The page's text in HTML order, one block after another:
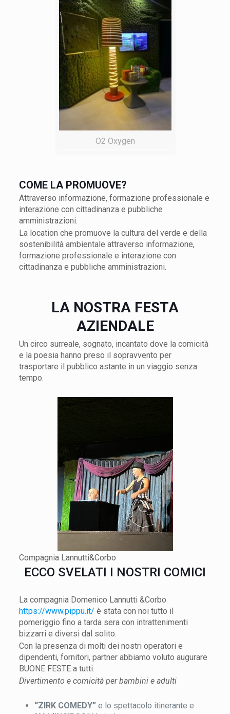
O2 Oxygen
COME LA PROMUOVE?
Attraverso informazione, formazione professionale e
interazione con cittadinanza e pubbliche
amministrazioni.
La location che promuove la cultura del verde e della
sostenibilità ambientale attraverso informazione,
formazione professionale e interazione con
cittadinanza e pubbliche amministrazioni.
LA NOSTRA FESTA
AZIENDALE
Un circo surreale, sognato, incantato dove la comicità
e la poesia hanno preso il sopravvento per
trasportare il pubblico astante in un viaggio senza
tempo.
Compagnia Lannutti&Corbo
ECCO SVELATI I NOSTRI COMICI
La compagnia Domenico Lannutti &Corbo
https://www.pippu.it/ è stata con noi tutto il
pomeriggio fino a tarda sera con intrattenimenti
bizzarri e diversi dal solito.
Con la presenza di molti dei nostri operatori e
dipendenti, fornitori, partner abbiamo voluto augurare
BUONE FESTE a tutti.
Divertimento e comicità per bambini e adulti
“ZIRK COMEDY”e lo spettacolo itinerante e